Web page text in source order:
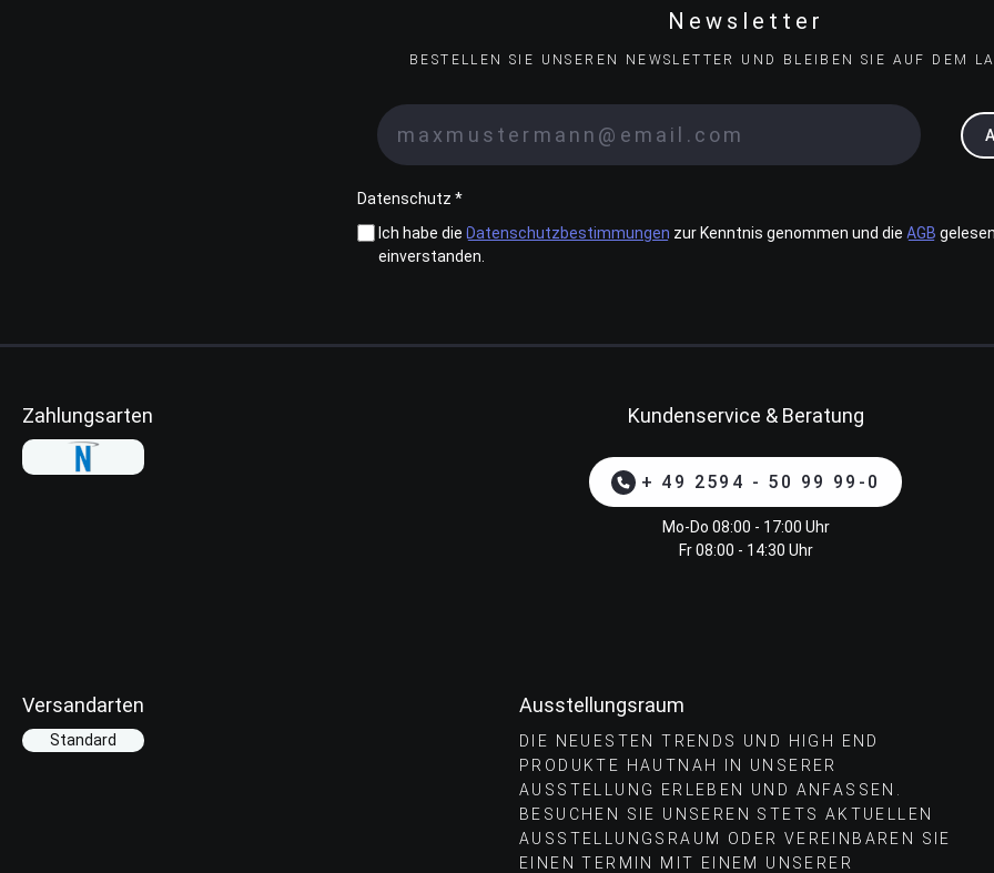
Newsletter
BESTELLEN SIE UNSEREN NEWSLETTER UND BLEIBEN SIE AUF DEM
Datenschutz *
Ich habe die Datenschutzbestimmungen zur Kenntnis genommen und die AGB
einverstanden.
Zahlungsarten Kundenservice & Beratung
+ 49 2594 - 50 99 99-0
Mo-Do 08:00 - 17:00 Uhr
Fr 08:00 - 14:30 Uhr
Versandarten
Standard
Ausstellungsraum
DIE NEUESTEN TRENDS UND HIGH END
PRODUKTE HAUTNAH IN UNSERER
AUSSTELLUNG ERLEBEN UND ANFASSEN.
BESUCHEN SIE UNSEREN STETS AKTUELLEN
AUSSTELLUNGSRAUM ODER VEREINBAREN SIE
EINEN TERMIN MIT EINEM UNSERER